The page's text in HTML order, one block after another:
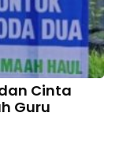
Cinta
Guru